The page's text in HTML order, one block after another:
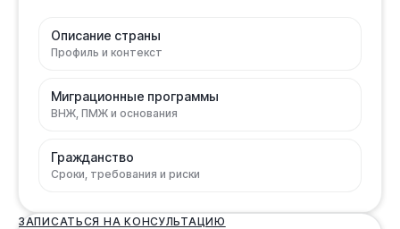
Описание страны
Профиль и контекст
Миграционные программы
ВНЖ, ПМЖ и основания
Гражданство
Сроки, требования и риски
ЗАПИСАТЬСЯ НА КОНСУЛЬТАЦИЮ